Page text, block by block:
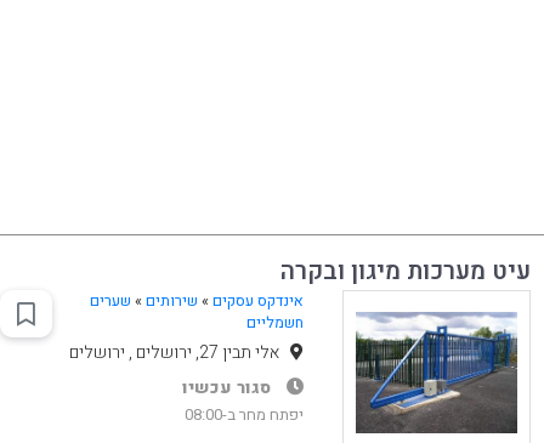
עיט מערכות מיגון ובקרה
אינדקס עסקים » שירותים» שערים
חשמליים
אלי תבין 27, ירושלים , ירושלים
סגור עכשיו
יפתח מחר ב-08:00